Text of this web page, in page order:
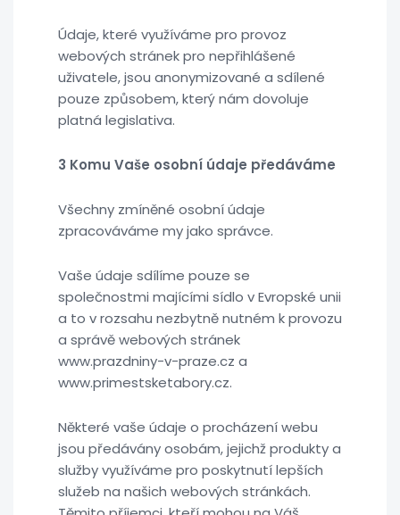
Údaje, které využíváme pro provoz
webových stránek pro nepřihlášené
uživatele, jsou anonymizované a sdílené
pouze způsobem, který nám dovoluje
platná legislativa.
3 Komu Vaše osobní údaje předáváme
Všechny zmíněné osobní údaje
zpracováváme my jako správce.
Vaše údaje sdílíme pouze se
společnostmi majícími sídlo v Evropské unii
a to v rozsahu nezbytně nutném k provozu
a správě webových stránek
www.prazdniny-v-praze.cz a
www.primestsketabory.cz.
Některé vaše údaje o procházení webu
jsou předávány osobám, jejichž produkty a
služby využíváme pro poskytnutí lepších
služeb na našich webových stránkách.